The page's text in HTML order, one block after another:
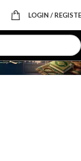
LOGIN /